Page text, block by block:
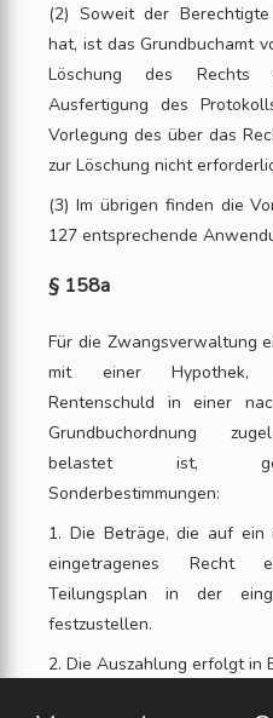
(2) Soweit der
hat, ist das Grundbuchamt
Löschung des Rechts
Ausfertigung des
Vorlegung des über das
zur Löschung nicht
(3) Im übrigen finden die
127 entsprechende
§ 158a
Für die Zwangsverwaltung
mit einer Hypothek,
Rentenschuld in einer
Grundbuchordnung
belastet ist,
Sonderbestimmungen:
1. Die Beträge, die auf ein
eingetragenes Recht
Teilungsplan in der
festzustellen.
2. Die Auszahlung erfolgt in